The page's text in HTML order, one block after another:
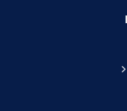
Empresa de
Empresa de
Empresa de